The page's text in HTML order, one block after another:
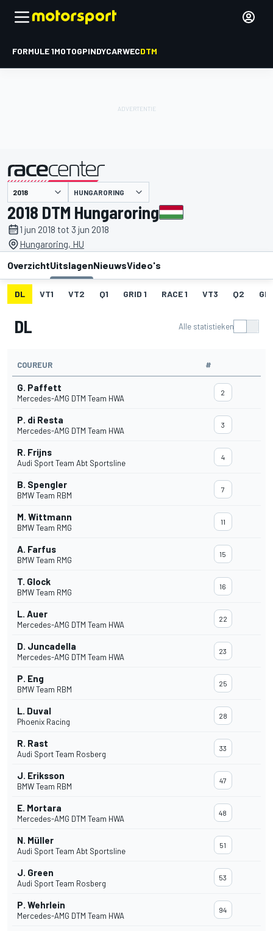
FORMULE 1MOTOGPINDYCARWECDTM
gepresenteerd door HUNGARORING
2018 DTM Hungaroring
1 jun 2018 tot 3 jun 2018
Hungaroring, HU
OverzichtUitslagenNieuwsVideo's
DL VT1 VT2 Q1 GRID 1 RACE 1 VT3 Q2
DL Alle statistieken
COUREUR #
G. Paffett
Mercedes-AMG DTM Team HWA
2
P. di Resta
Mercedes-AMG DTM Team HWA
3
R. Frijns
Audi Sport Team Abt Sportsline
4
B. Spengler
BMW Team RBM
7
M. Wittmann
BMW Team RMG
11
A. Farfus
BMW Team RMG
15
T. Glock
BMW Team RMG
16
L. Auer
Mercedes-AMG DTM Team HWA
22
D. Juncadella
Mercedes-AMG DTM Team HWA
23
P. Eng
BMW Team RBM
25
L. Duval
Phoenix Racing
28
R. Rast
Audi Sport Team Rosberg
33
J. Eriksson
BMW Team RBM
47
E. Mortara
Mercedes-AMG DTM Team HWA
48
N. Müller
Audi Sport Team Abt Sportsline
51
J. Green
Audi Sport Team Rosberg
53
P. Wehrlein
Mercedes-AMG DTM Team HWA
94